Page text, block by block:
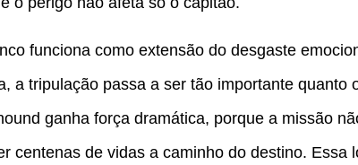
funciona como extensão do desgaste
a tripulação passa a ser tão importante quanto
ganha força dramática, porque a missão
centenas de vidas a caminho do destino. Essa